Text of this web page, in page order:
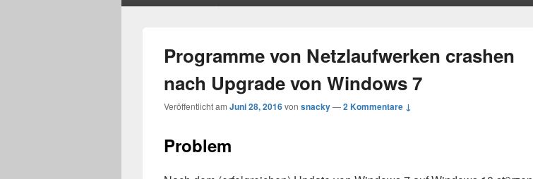
Programme von Netzlaufwerken crashen
nach Upgrade von Windows 7
Veröffentlicht am Juni 28, 2016von snacky—2 Kommentare ↓
Problem